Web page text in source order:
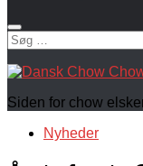
Søg
efter:
Siden for chow
Nyheder